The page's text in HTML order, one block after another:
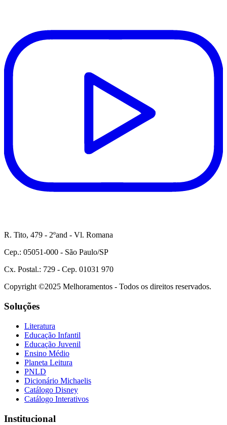
R. Tito, 479 - 2ºand - Vl. Romana
Cep.: 05051-000 - São Paulo/SP
Cx. Postal.: 729 - Cep. 01031 970
Copyright ©2025 Melhoramentos - Todos os direitos reservados.
Soluções
Literatura
Educação Infantil
Educação Juvenil
Ensino Médio
Planeta Leitura
PNLD
Dicionário Michaelis
Catálogo Disney
Catálogo Interativos
Institucional